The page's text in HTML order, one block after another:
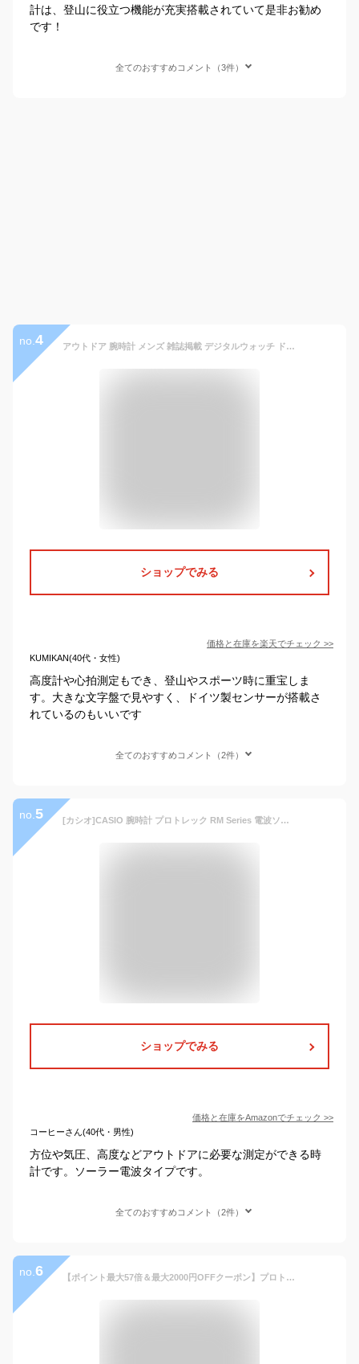
計は、登山に役立つ機能が充実搭載されていて是非お勧め
です！
全てのおすすめコメント（3件）
no. 4 アウトドア 腕時計 メンズ 雑誌掲載 デジタルウォッチ ドイツ製センサー搭載 心拍測定 カロリー計測 歩数計 登山/キャンプ/ハイキング/山登り 高度計/気圧計/気温計/温度計/方位計/方角/電子コンパス/天気予測 ブランド： センサーマスター
ショップでみる
価格と在庫を楽天でチェック >>
KUMIKAN(40代・女性)
高度計や心拍測定もでき、登山やスポーツ時に重宝しま
す。大きな文字盤で見やすく、ドイツ製センサーが搭載さ
れているのもいいです
全てのおすすめコメント（2件）
no. 5 [カシオ]CASIO 腕時計 プロトレック RM Series 電波ソーラー PRW-S6100Y-1JF メンズ
ショップでみる
価格と在庫をAmazonでチェック >>
コーヒーさん(40代・男性)
方位や気圧、高度などアウトドアに必要な測定ができる時
計です。ソーラー電波タイプです。
全てのおすすめコメント（2件）
no. 6 【ポイント最大57倍＆最大2000円OFFクーポン】プロトレック クライマーライン Bluetooth PRT-B50-4JF メンズ 腕時計 アナデジ オレンジ 登山 国内正規品 カシオ